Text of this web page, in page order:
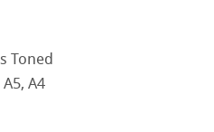
Toned
A4